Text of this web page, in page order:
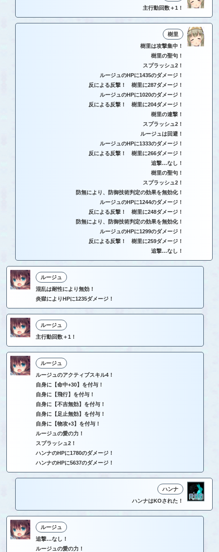
主行動回数＋1！
樹里
樹里は攻撃集中！
樹里の聖句！
スプラッシュ2！
ルージュのHPに1435のダメージ！
反による反撃！ 樹里に287ダメージ！
ルージュのHPに1020のダメージ！
反による反撃！ 樹里に204ダメージ！
樹里の連撃！
スプラッシュ2！
ルージュは回避！
ルージュのHPに1333のダメージ！
反による反撃！ 樹里に266ダメージ！
追撃…なし！
樹里の聖句！
スプラッシュ2！
防無により、防御技術判定の効果を無効化！
ルージュのHPに1244のダメージ！
反による反撃！ 樹里に248ダメージ！
防無により、防御技術判定の効果を無効化！
ルージュのHPに1299のダメージ！
反による反撃！ 樹里に259ダメージ！
追撃…なし！
ルージュ
混乱は耐性により無効！
炎獄によりHPに1235ダメージ！
ルージュ
主行動回数＋1！
ルージュ
ルージュのアクティブスキル4！
自身に【命中+30】を付与！
自身に【飛行】を付与！
自身に【不吉無効】を付与！
自身に【足止無効】を付与！
自身に【物攻+3】を付与！
ルージュの愛の力！
スプラッシュ2！
ハンナのHPに1780のダメージ！
ハンナのHPに5637のダメージ！
ハンナ
ハンナはKOされた！
ルージュ
追撃…なし！
ルージュの愛の力！